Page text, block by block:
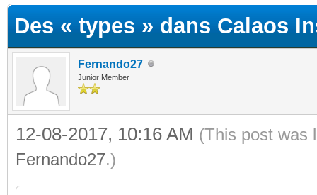
Des « types » dans Calaos
Fernando27
Junior Member
12-08-2017, 10:16 AM (This post was
Fernando27.)